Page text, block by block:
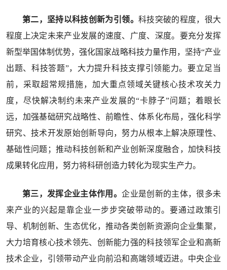
第二，坚持以科技创新为引领。 科技突破的程度，很大
程度上决定未来产业发展的速度、广度、深度。要充分发挥
新型举国体制优势，强化国家战略科技力量作用，坚持“产业
出题、科技答题”，大力提升科技支撑引领能力。要立足当
前，采取超常规措施，加大重点领域关键核心技术攻关力
度，尽快解决制约未来产业发展的“卡脖子”问题；着眼长
远，加强基础研究战略性、前瞻性、体系化布局，强化科学
研究、技术开发原始创新导向，努力从根本上解决原理性、
基础性问题；推动科技创新和产业创新深度融合，加快科技
成果转化应用，努力将科研创造力转化为现实生产力。
第三，发挥企业主体作用。企业是创新的主体，很多未
来产业的兴起是靠企业一步步突破带动的。要通过政策引
导、机制创新、生态优化，推动各类创新资源向企业集聚，
大力培育核心技术领先、创新能力强的科技领军企业和高新
技术企业，引领带动产业向前沿和高端领域迈进。中央企业